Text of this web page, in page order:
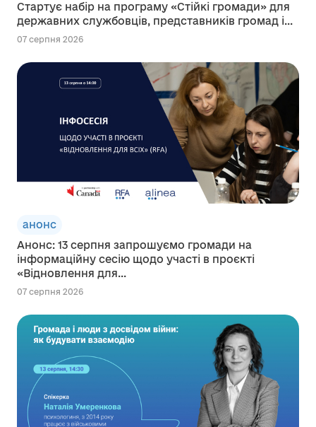
Стартує набір на програму «Стійкі громади» для
державних службовців, представників громад і...
07 серпня 2026
анонс
Анонс: 13 серпня запрошуємо громади на
інформаційну сесію щодо участі в проєкті
«Відновлення для...
07 серпня 2026